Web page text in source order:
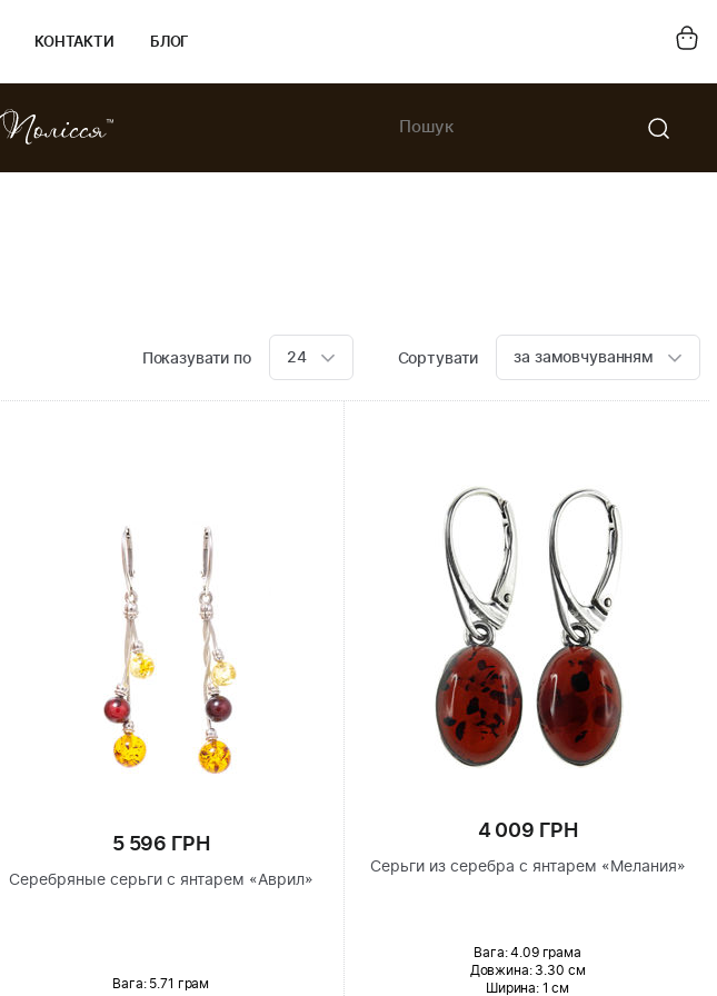
КОНТАКТИ БЛОГ
Показувати по 24 Сортувати за замовчуванням
5 596 ГРН
Серебряные серьги с янтарем «Аврил»
Вага: 5.71 грам
4 009 ГРН
Серьги из серебра с янтарем «Мелания»
Вага: 4.09 грама
Довжина:3.30 см
Ширина: 1 см